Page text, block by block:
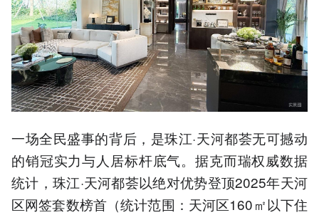
一场全民盛事的背后，是珠江·天河都荟无可撼动
的销冠实力与人居标杆底气。据克而瑞权威数据
统计，珠江·天河都荟以绝对优势登顶2025年天河
区网签套数榜首（统计范围：天河区160㎡以下住